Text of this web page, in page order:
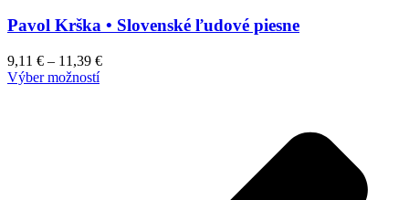
The
may
be
chosen
Pavol Krška • Slovenské ľudové piesne
9,11 € – 11,39 €
Výber možnostíThis